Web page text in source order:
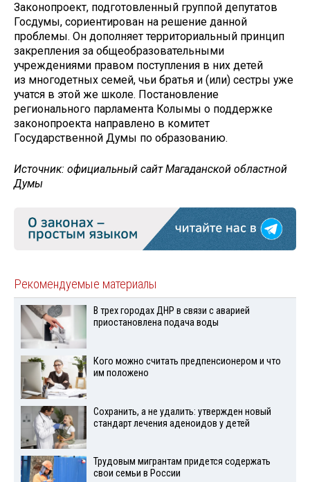
Законопроект, подготовленный группой депутатов
Госдумы, сориентирован на решение данной
проблемы. Он дополняет территориальный принцип
закрепления за общеобразовательными
учреждениями правом поступления в них детей
из многодетных семей, чьи братья и (или) сестры уже
учатся в этой же школе. Постановление
регионального парламента Колымы о поддержке
законопроекта направлено в комитет
Государственной Думы по образованию.
Источник: официальный сайт Магаданской областной
Думы
Рекомендуемые материалы
В трех городах ДНР в связи с аварией
приостановлена подача воды
Кого можно считать предпенсионером и что
им положено
Сохранить, а не удалить: утвержден новый
стандарт лечения аденоидов у детей
Трудовым мигрантам придется содержать
свои семьи в России